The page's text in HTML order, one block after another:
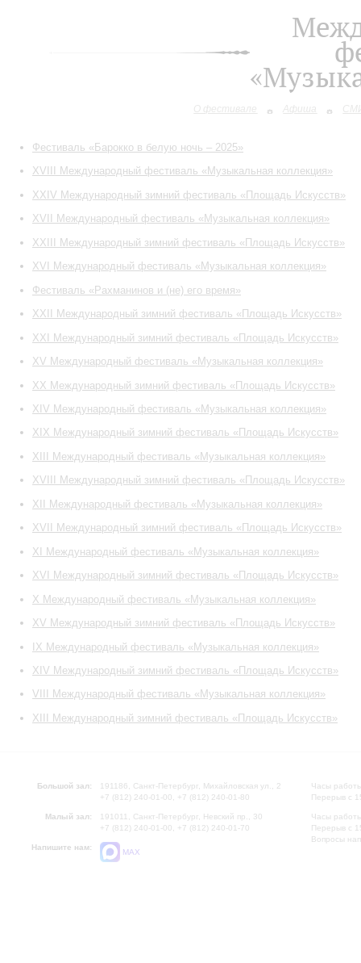
О фестивале Афиша
Фестиваль «Барокко в белую ночь – 2025»
XVIII Международный фестиваль «Музыкальная коллекция»
XXIV Международный зимний фестиваль «Площадь Искусств»
XVII Международный фестиваль «Музыкальная коллекция»
XXIII Международный зимний фестиваль «Площадь Искусств»
XVI Международный фестиваль «Музыкальная коллекция»
Фестиваль «Рахманинов и (не) его время»
XXII Международный зимний фестиваль «Площадь Искусств»
XXI Международный зимний фестиваль «Площадь Искусств»
XV Международный фестиваль «Музыкальная коллекция»
ХХ Международный зимний фестиваль «Площадь Искусств»
XIV Международный фестиваль «Музыкальная коллекция»
XIX Международный зимний фестиваль «Площадь Искусств»
XIII Международный фестиваль «Музыкальная коллекция»
XVIII Международный зимний фестиваль «Площадь Искусств»
XII Международный фестиваль «Музыкальная коллекция»
XVII Международный зимний фестиваль «Площадь Искусств»
XI Международный фестиваль «Музыкальная коллекция»
XVI Международный зимний фестиваль «Площадь Искусств»
X Международный фестиваль «Музыкальная коллекция»
XV Международный зимний фестиваль «Площадь Искусств»
IX Международный фестиваль «Музыкальная коллекция»
XIV Международный зимний фестиваль «Площадь Искусств»
VIII Международный фестиваль «Музыкальная коллекция»
XIII Международный зимний фестиваль «Площадь Искусств»
Большой зал:
191186, Санкт-Петербург, Михайловская ул., 2
+7 (812) 240-01-00, +7 (812) 240-01-80
Малый зал:
191011, Санкт-Петербург, Невский пр., 30
+7 (812) 240-01-00, +7 (812) 240-01-70
Напишите нам:
MAX
Часы
Перерыв с
Часы
Перерыв с
Вопросы